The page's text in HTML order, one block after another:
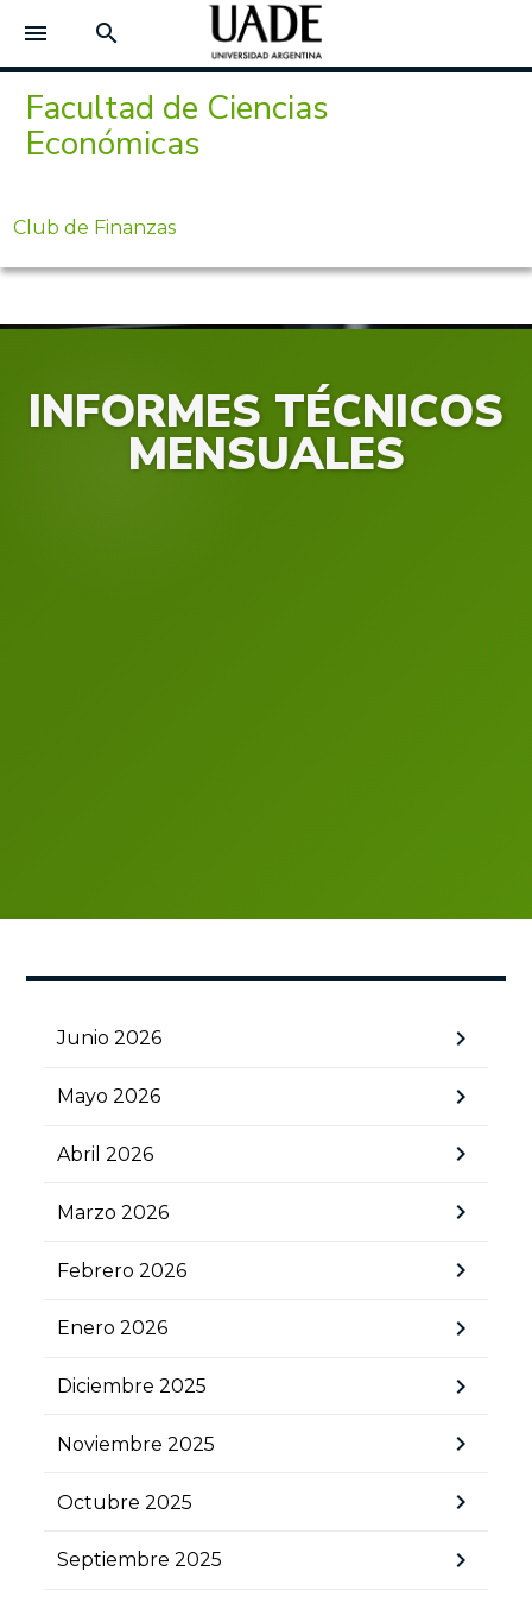
menu search
Facultad de Ciencias
Económicas
Club de Finanzas
INFORMES TÉCNICOS
MENSUALES
Junio 2026 chevron_right
Mayo 2026 chevron_right
Abril 2026 chevron_right
Marzo 2026 chevron_right
Febrero 2026 chevron_right
Enero 2026 chevron_right
Diciembre 2025 chevron_right
Noviembre 2025 chevron_right
Octubre 2025 chevron_right
Septiembre 2025 chevron_right